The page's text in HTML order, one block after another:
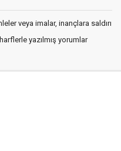
veya imalar, inançlara saldırı
yazılmış yorumlar